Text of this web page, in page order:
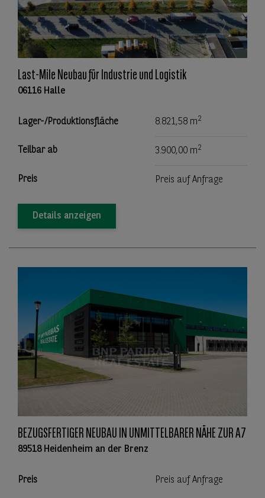
Last-Mile Neubau für Industrie und Logistik
06116 Halle
Lager-/Produktionsfläche 8.821,58 m2
Teilbar ab 3.900,00 m2
Preis Preis auf Anfrage
Details anzeigen
BEZUGSFERTIGER NEUBAU IN UNMITTELBARER NÄHE ZUR A7
89518 Heidenheim an der Brenz
Preis Preis auf Anfrage